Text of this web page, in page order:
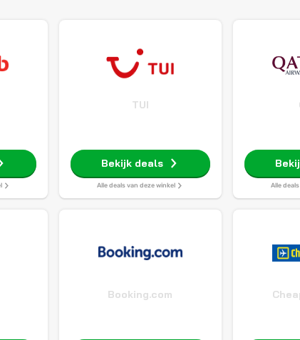
TUI
Bekijk deals
Alle deals van deze winkel Alle
Booking.com